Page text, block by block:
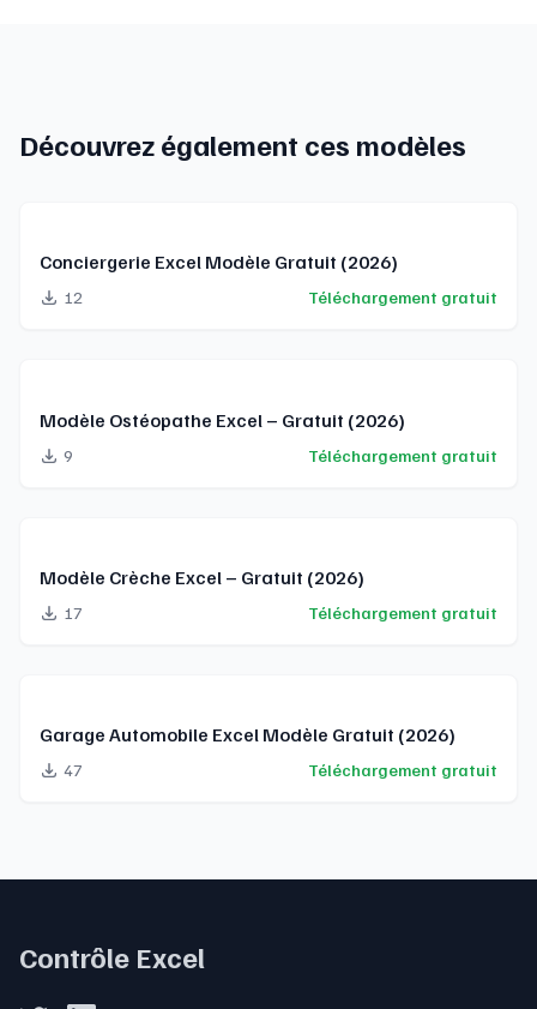
Découvrez également ces modèles
Conciergerie Excel Modèle Gratuit (2026)
12 Téléchargement gratuit
Modèle Ostéopathe Excel – Gratuit (2026)
9 Téléchargement gratuit
Modèle Crèche Excel – Gratuit (2026)
17 Téléchargement gratuit
Garage Automobile Excel Modèle Gratuit (2026)
47 Téléchargement gratuit
Contrôle Excel